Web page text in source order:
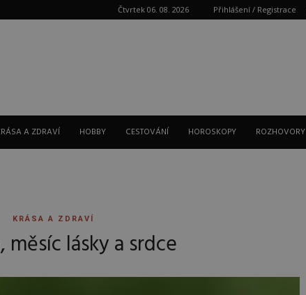
Čtvrtek 06. 08. 2026 Přihlášení / Registrace
A ZDRAVÍ HOBBY CESTOVÁNÍ HOROSKOPY ROZHOVORY
KRÁSA A ZDRAVÍ
měsíc lásky a srdce